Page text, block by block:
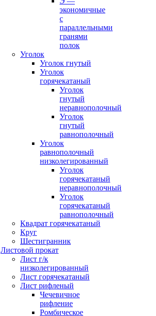
экономичные
с
параллельными
гранями
полок
Уголок
Уголок гнутый
Уголок
горячекатаный
Уголок
гнутый
неравнополочный
Уголок
гнутый
равнополочный
Уголок
равнополочный
низколегированный
Уголок
горячекатаный
неравнополочный
Уголок
горячекатаный
равнополочный
Квадрат горячекатаный
Круг
Шестигранник
Листовой прокат
Лист г/к
низколегированный
Лист горячекатаный
Лист рифленый
Чечевичное
рифление
Ромбическое